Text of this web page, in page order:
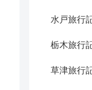
水戸旅行
栃木旅行
草津旅行